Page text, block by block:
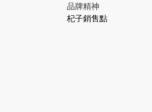
品牌精神
杞子銷售點